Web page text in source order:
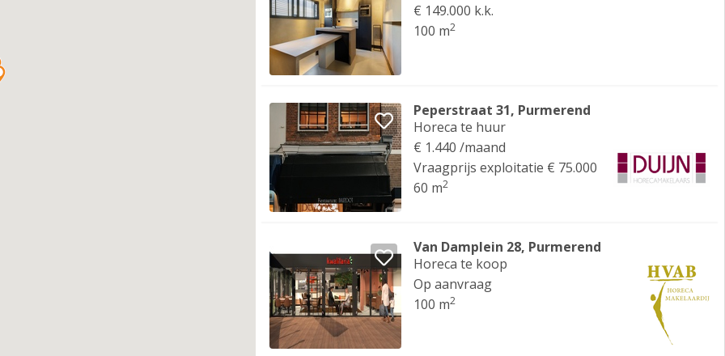
€ 149.000 k.k.
100 m2
Peperstraat 31, Purmerend
Horeca te huur
€ 1.440 /maand
Vraagprijs exploitatie € 75.000
60 m2
Van Damplein 28, Purmerend
Horeca te koop
Op aanvraag
100 m2